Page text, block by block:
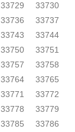
33729
33730
33736
33737
33743
33744
33750
33751
33757
33758
33764
33765
33771
33772
33778
33779
33785
33786